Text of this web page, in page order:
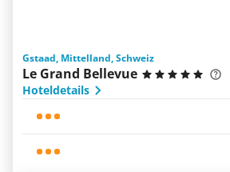
Gstaad, Mittelland, Schweiz
Le Grand Bellevue
Hoteldetails